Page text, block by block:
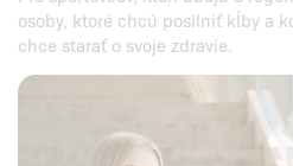
osoby, ktoré chcú posilniť kĺby a
chce starať o svoje zdravie.